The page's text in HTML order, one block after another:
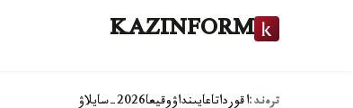
KAZINFORM
ترەند:اقورداتاعايىنداۋوقيعا2026-سايلاۋ